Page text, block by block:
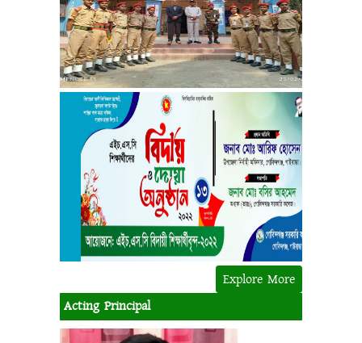
Explore More
Acting Principal